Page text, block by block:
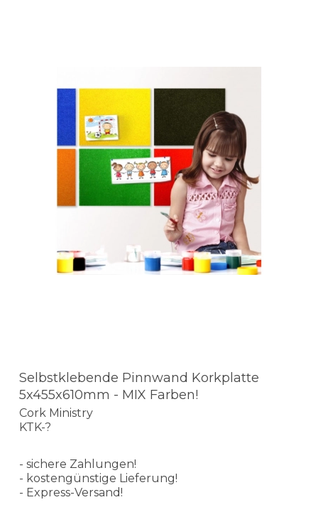
Selbstklebende Pinnwand Korkplatte
5x455x610mm - MIX Farben!
Cork Ministry
KTK-?
- sichere Zahlungen!
- kostengünstige Lieferung!
- Express-Versand!